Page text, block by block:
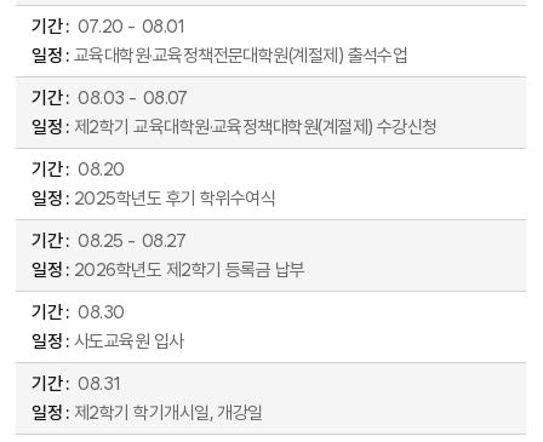
07.20 - 08.01
교육대학원·교육정책전문대학원(계절제) 출석수업
08.03 - 08.07
제2학기 교육대학원·교육정책대학원(계절제) 수강신청
08.20
2025학년도 후기 학위수여식
08.25 - 08.27
2026학년도 제2학기 등록금 납부
08.30
사도교육원 입사
08.31
제2학기 학기개시일, 개강일